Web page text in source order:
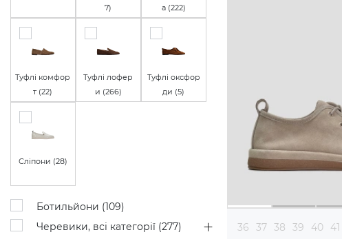
7)
а (222)
Туфлі комфор
т (22)
Туфлі лофер
и (266)
Туфлі оксфор
ди (5)
Сліпони (28)
Ботильйони (109)
Черевики, всі категорії (277)
36 37 38 39 40 41